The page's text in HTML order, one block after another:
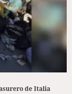
de Italia